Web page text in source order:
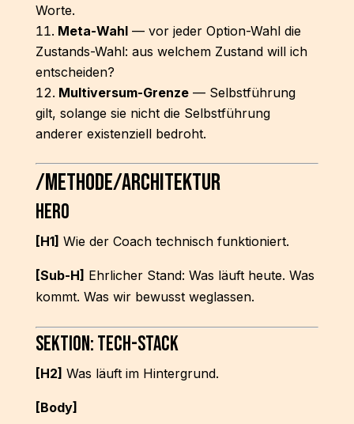
Worte.
Meta-Wahl — vor jeder Option-Wahl die
Zustands-Wahl: aus welchem Zustand will ich
entscheiden?
Multiversum-Grenze — Selbstführung
gilt, solange sie nicht die Selbstführung
anderer existenziell bedroht.
/methode/architektur
Hero
[H1] Wie der Coach technisch funktioniert.
[Sub-H] Ehrlicher Stand: Was läuft heute. Was
kommt. Was wir bewusst weglassen.
Sektion: Tech-Stack
[H2] Was läuft im Hintergrund.
[Body]